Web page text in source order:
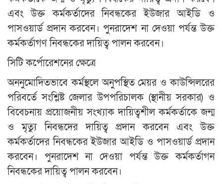
এবং উক্ত কর্মকর্তাদের নিবন্ধকের ইউজার আইডি ও
পাসওয়ার্ড প্রদান করবেন। পুনরাদেশ না দেওয়া পর্যন্ত উক্ত
কর্মকর্তাগণ নিবন্ধকের দায়িত্ব পালন করবেন।
সিটি কর্পোরেশনের ক্ষেত্রে
অননুমোদিতভাবে কর্মস্থলে অনুপস্থিত মেয়র ও কাউন্সিলরের
পরিবর্তে সংশ্লিষ্ট জেলার উপপরিচালক (স্থানীয় সরকার) ও
বিবেচনায় প্রয়োজনীয় সংখ্যাক দায়িত্বশীল কর্মকর্তাকে জন্ম
ও মৃত্যু নিবন্ধদের দায়িত্ব প্রদান করবেন এবং উক্ত
কর্মকর্তাদের নিবন্ধকের ইউজার আইডি ও পাসওয়ার্ড প্রদান
করবেন। পুনরাদেশ না দেওয়া পর্যন্ত উক্ত কর্মকর্তাগন
নিবন্ধকের দায়িত্ব পালন করবেন।